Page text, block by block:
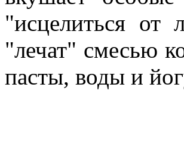
"исцелиться от
"лечат" смесью
пасты, воды и